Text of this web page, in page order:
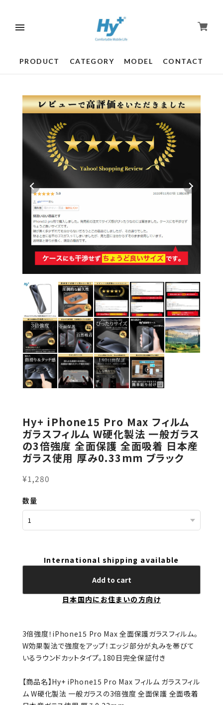
PRODUCT CATEGORY MODEL CONTACT
Hy+ iPhone15 Pro Max フィルム
ガラスフィルム W硬化製法 一般ガラス
の3倍強度 全面保護 全面吸着 日本産
ガラス使用 厚み0.33mm ブラック
¥1,280
数量
International shipping available
Add to cart
日本国内にお住まいの方向け
3倍強度！iPhone15 Pro Max 全面保護ガラスフィルム。
W効果製法で強度をアップ！エッジ部分が丸みを帯びて
いるラウンドカットタイプ。180日完全保証付き
【商品名】Hy+ iPhone15 Pro Max フィルム ガラスフィル
ム W硬化製法 一般ガラスの3倍強度 全面保護 全面吸着